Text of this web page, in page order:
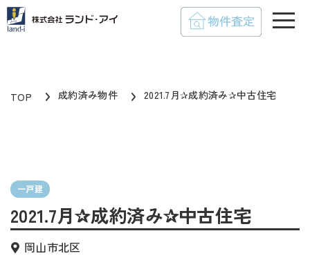
TOP 成約済み物件 2021.7月✰成約済み✰中古住宅
一戸建
2021.7月✰成約済み✰中古住宅
岡山市北区